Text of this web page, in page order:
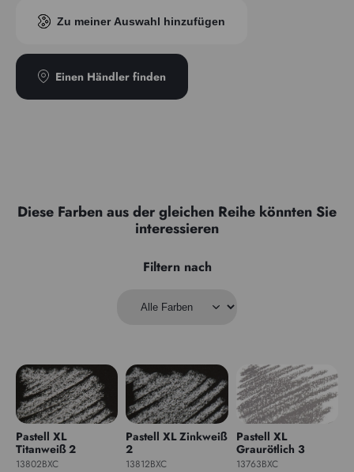
Zu meiner Auswahl hinzufügen
Einen Händler finden
Diese Farben aus der gleichen Reihe könnten Sie
interessieren
Filtern nach
Pastell XL
Titanweiß 2
13802BXC
Pastell XL Zinkweiß
2
13812BXC
Pastell XL
Graurötlich 3
13763BXC